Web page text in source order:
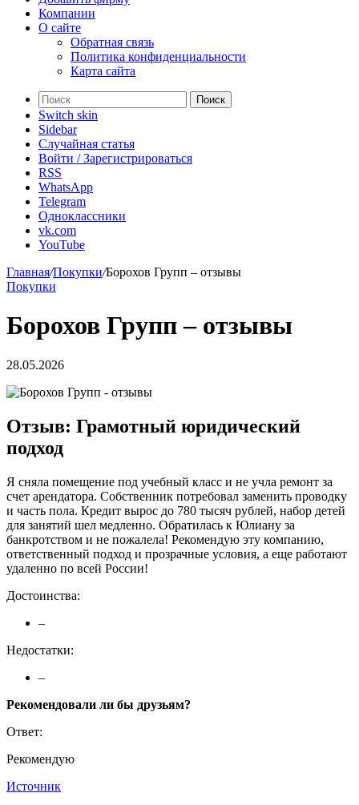
Компании
О сайте
Обратная связь
Политика конфиденциальности
Карта сайта
Поиск
Switch skin
Sidebar
Случайная статья
Войти / Зарегистрироваться
RSS
WhatsApp
Telegram
Одноклассники
vk.com
YouTube
Главная/Покупки/Борохов Групп – отзывы
Покупки
Борохов Групп – отзывы
28.05.2026
Отзыв: Грамотный юридический
подход
Я сняла помещение под учебный класс и не учла ремонт за
счет арендатора. Собственник потребовал заменить проводку
и часть пола. Кредит вырос до 780 тысяч рублей, набор детей
для занятий шел медленно. Обратилась к Юлиану за
банкротством и не пожалела! Рекомендую эту компанию,
ответственный подход и прозрачные условия, а еще работают
удаленно по всей России!
Достоинства:
–
Недостатки:
–
Рекомендовали ли бы друзьям?
Ответ:
Рекомендую
Источник